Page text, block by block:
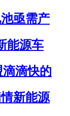
亟需产
能源车
滴快的
新能源